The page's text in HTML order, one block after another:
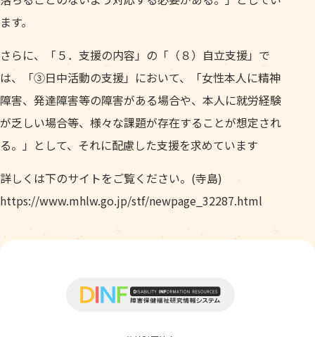
ます。
さらに、「５．支援の内容」の「（８）自立支援」で
は、「③日中活動の支援」において、「女性本人に精神
障害、発達障害等の障害がある場合や、本人に就労経験
が乏しい場合等、様々な課題が存在することが想定され
る。」として、それに配慮した支援を求めています
詳しくは下のサイトをご覧ください。(寺島)
https://www.mhlw.go.jp/stf/newpage_32287.html